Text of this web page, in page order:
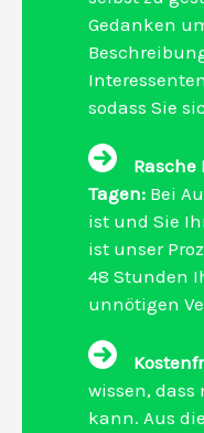
Gedanken
sodass Sie
Tagen: Bei
ist und Sie
ist unser
48 Stunden
unnötigen
wissen,
kann. Aus